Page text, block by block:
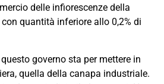
delle infiorescenze della
quantità inferiore allo 0,2% di
governo sta per mettere in
quella della canapa industriale.